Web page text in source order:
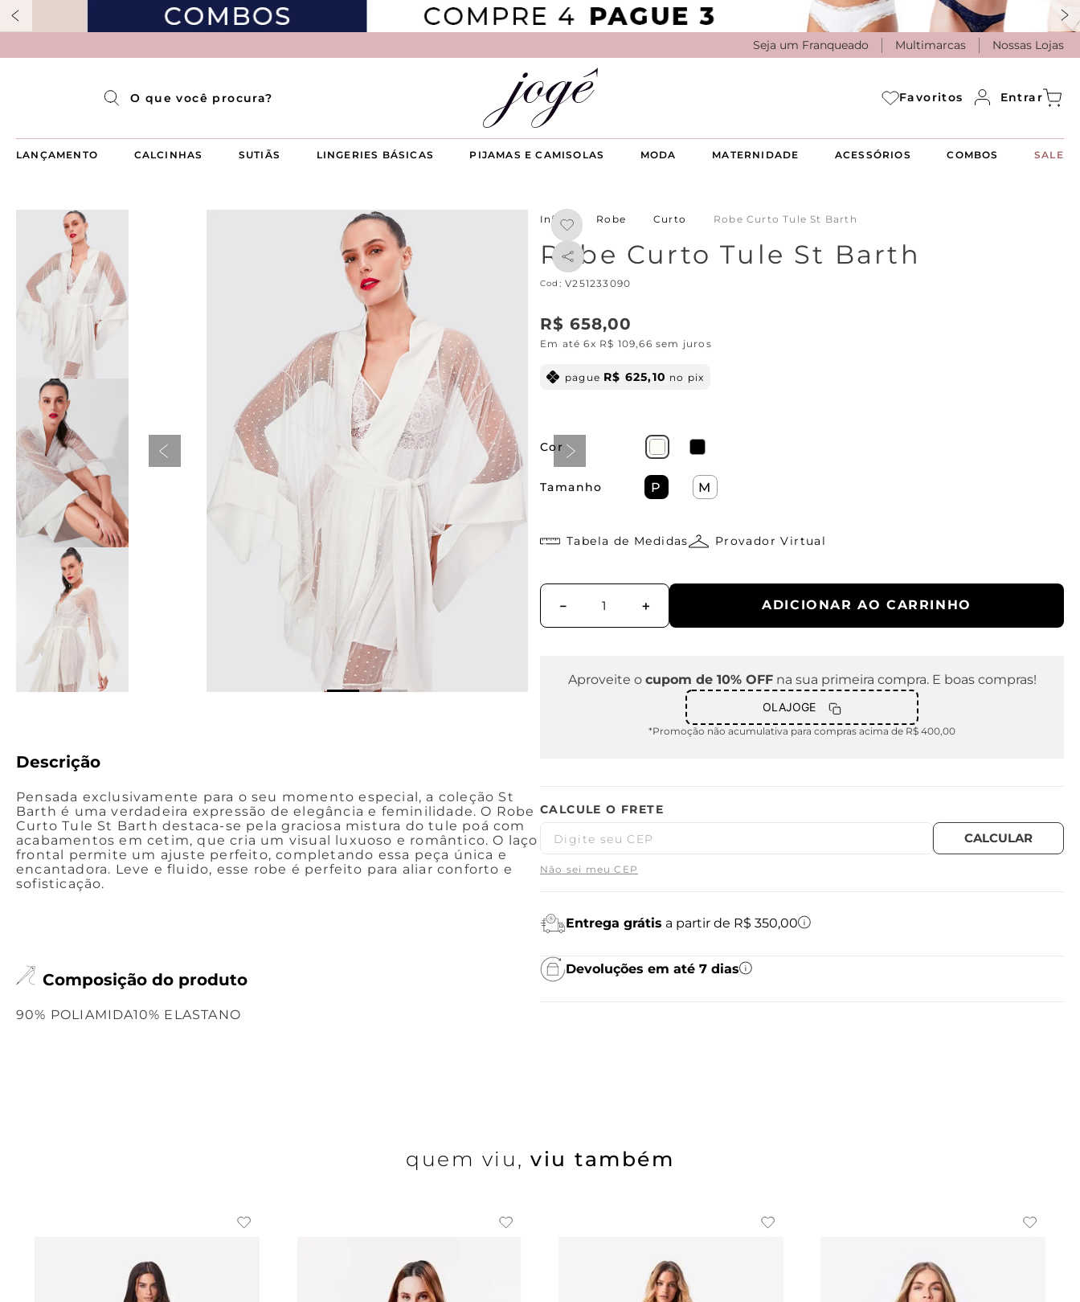
Seja um Franqueado Multimarcas Nossas Lojas
Favoritos Entrar
LANÇAMENTO CALCINHAS SUTIÃS LINGERIES BÁSICAS PIJAMAS E CAMISOLAS MODA MATERNIDADE ACESSÓRIOS COMBOS SALE
Pijama Longo Americado Aberto Luma
Pijama Capri Aberto
Pijama Curto Aberto
Descrição
Pensada exclusivamente para o seu momento especial, a coleção St
Barth é uma verdadeira expressão de elegância e feminilidade. O Robe
Curto Tule St Barth destaca-se pela graciosa mistura do tule poá com
acabamentos em cetim, que cria um visual luxuoso e romântico. O laço
frontal permite um ajuste perfeito, completando essa peça única e
encantadora. Leve e fluido, esse robe é perfeito para aliar conforto e
sofisticação.
Composição do produto
90% POLIAMIDA10% ELASTANO
Robe Curto Robe Curto Tule St Barth
Robe Curto Tule St Barth
: V251233090
R$ 658,00
Em até6x R$ 109,66 sem juros
pague R$ 625,10 no pix
Cor
Tamanho P M
Provador Virtual
Tabela de Medidas
＋
－ ADICIONAR AO CARRINHO
Aproveite o cupom de 10% OFFna sua primeira compra. E boas compras!
OLAJOGE
*Promoção não acumulativa para compras acima de R$ 400,00
Não sei meu CEP
Entrega grátis a partir de R$ 350,00
Devoluções em até 7 dias
quem viu, viu também